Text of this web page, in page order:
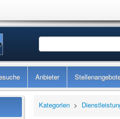
Anbieter
Kategorien >